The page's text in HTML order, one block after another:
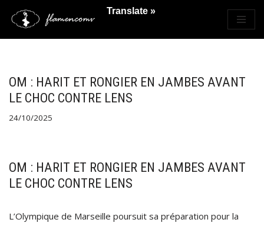
Saltar
OM : HARIT ET RONGIER EN JAMBES AVANT
LE CHOC CONTRE LENS
24/10/2025
OM : HARIT ET RONGIER EN JAMBES AVANT
LE CHOC CONTRE LENS
L’Olympique de Marseille poursuit sa préparation pour la
Translate »